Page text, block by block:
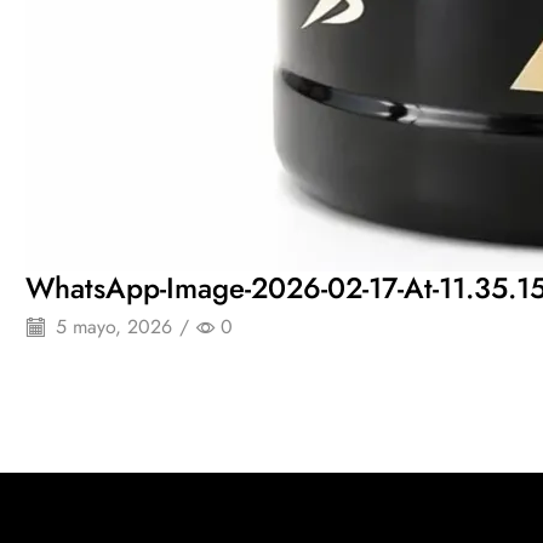
WhatsApp-Image-2026-02-17-At-
5 mayo, 2026 / 0